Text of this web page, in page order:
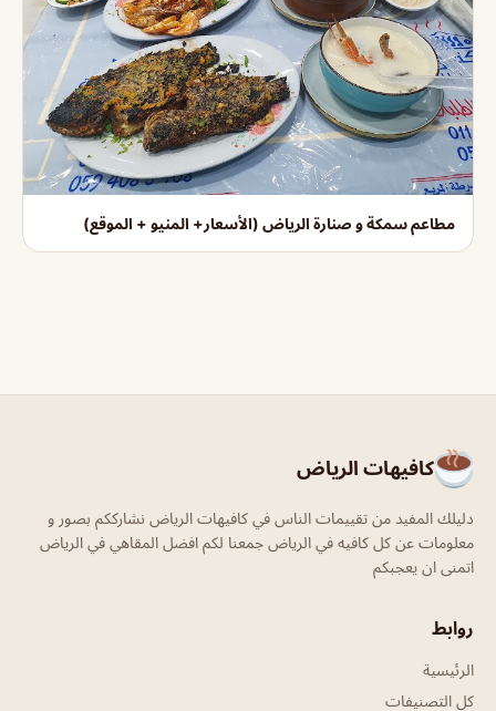
مطاعم سمكة و صنارة الرياض (الأسعار+ المنيو + الموقع)
كافيهات الرياض
دليلك المفيد من تقييمات الناس في كافيهات الرياض نشارككم بصور و
معلومات عن كل كافيه في الرياض جمعنا لكم افضل المقاهي في الرياض
اتمنى ان يعجبكم
روابط
الرئيسية
كل التصنيفات